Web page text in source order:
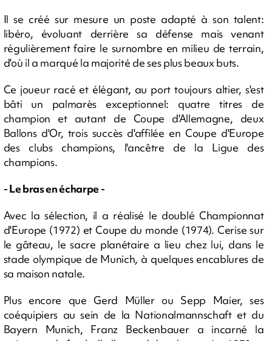
Il se créé sur mesure un poste adapté à son talent:
libéro, évoluant derrière sa défense mais venant
régulièrement faire le surnombre en milieu de terrain,
d'où il a marqué la majorité de ses plus beaux buts.
Ce joueur racé et élégant, au port toujours altier, s'est
bâti un palmarès exceptionnel: quatre titres de
champion et autant de Coupe d'Allemagne, deux
Ballons d'Or, trois succès d'affilée en Coupe d'Europe
des clubs champions, l'ancêtre de la Ligue des
champions.
- Le bras en écharpe -
Avec la sélection, il a réalisé le doublé Championnat
d'Europe (1972) et Coupe du monde (1974). Cerise sur
le gâteau, le sacre planétaire a lieu chez lui, dans le
stade olympique de Munich, à quelques encablures de
sa maison natale.
Plus encore que Gerd Müller ou Sepp Maier, ses
coéquipiers au sein de la Nationalmannschaft et du
Bayern Munich, Franz Beckenbauer a incarné la